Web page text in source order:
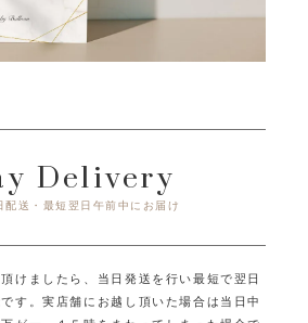
Delivery
送・最短翌日午前中にお届け
けましたら、当日発送を行い最短で翌日
す。実店舗にお越し頂いた場合は当日中